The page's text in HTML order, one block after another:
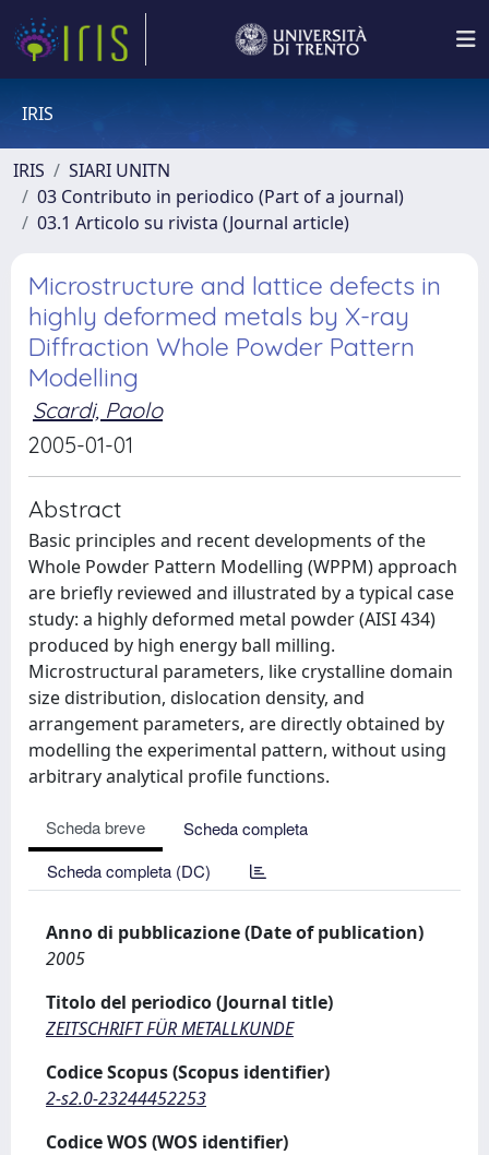
IRIS
IRIS
SIARI UNITN
03 Contributo in periodico (Part of a journal)
03.1 Articolo su rivista (Journal article)
Microstructure and lattice defects in
highly deformed metals by X-ray
Diffraction Whole Powder Pattern
Modelling
Scardi, Paolo
2005-01-01
Abstract
Basic principles and recent developments of the
Whole Powder Pattern Modelling (WPPM) approach
are briefly reviewed and illustrated by a typical case
study: a highly deformed metal powder (AISI 434)
produced by high energy ball milling.
Microstructural parameters, like crystalline domain
size distribution, dislocation density, and
arrangement parameters, are directly obtained by
modelling the experimental pattern, without using
arbitrary analytical profile functions.
Scheda breve
Scheda completa
Scheda completa (DC)
Anno di pubblicazione (Date of publication)
2005
Titolo del periodico (Journal title)
ZEITSCHRIFT FÜR METALLKUNDE
Codice Scopus (Scopus identifier)
2-s2.0-23244452253
Codice WOS (WOS identifier)